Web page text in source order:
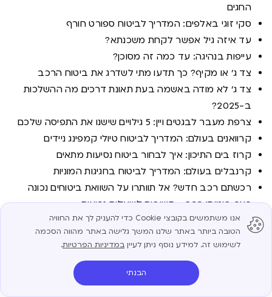
אנו משתמשים בקובצי Cookie כדי להעניק לך את החוויה
הטובה ביותר באתר שלנו. המשך גלישה באתר מהווה הסכמה
לשימוש זה. למידע נוסף ניתן לעיין במדיניות הפרטיות.
הבנתי
החגים
סקי זוגי באלפים: המדריך לביטוח ספורט חורף
עד איזה גיל אפשר לקחת משכנתא?
עייפות בנהיגה: עד כמה זה מסוכן?
צד ג' או מקיף? כך תדעו מתי לשדרג את ביטוח הרכב
צד ג' לא מודה באשמה בעת תאונת דרכים. מה ההשלכות
ב-2025?
צרפת מעבר לבגטים ויין: 5 גילויים שישנו את התפיסה שלכם
קרוואנים בעולם: המדריך לביטוח טיולי קמפינג ניידים
קרוז בים התיכון: איך לבחור ביטוח נסיעות מתאים
קרנבלים בעולם: המדריך לביטוח בחגיגות המוניות
רכשתם רכב חדש? אל תוותרו על השוואת ביטוחים נכונה
רצף ביטוחי רכב - תשובות לשאלות נפוצות
רשימת ציוד למוצ'ילרים - מה אסור לשכוח ומה חבל לסחוב
שוכרים דירה לטווח ארוך? כך תדעו אם ביטוח הדירה באמת
שמאי הרכב - קווים לדמותו
שני רכבים במשפחה - יתרונות וחסרונות